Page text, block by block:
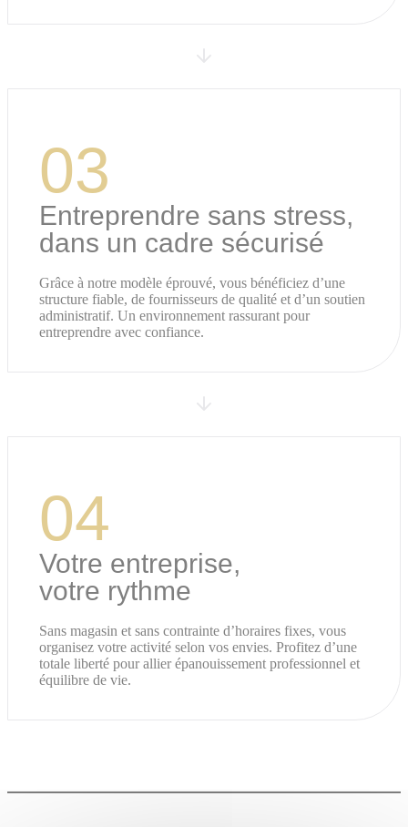
03
Entreprendre sans stress,
dans un cadre sécurisé
Grâce à notre modèle éprouvé, vous bénéficiez d’une
structure fiable, de fournisseurs de qualité et d’un soutien
administratif. Un environnement rassurant pour
entreprendre avec confiance.
04
Votre entreprise,
votre rythme
Sans magasin et sans contrainte d’horaires fixes, vous
organisez votre activité selon vos envies. Profitez d’une
totale liberté pour allier épanouissement professionnel et
équilibre de vie.